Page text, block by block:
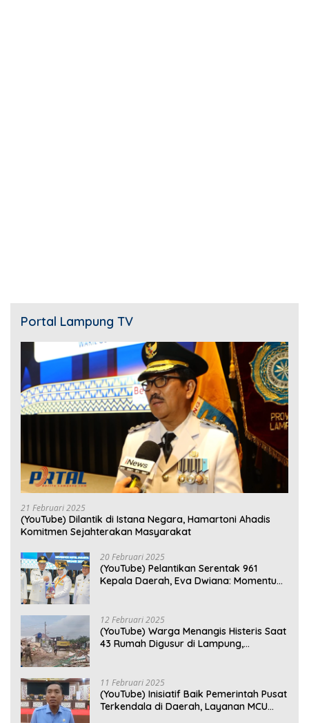
Portal Lampung TV
21 Februari 2025
(YouTube) Dilantik di Istana Negara, Hamartoni Ahadis
Komitmen Sejahterakan Masyarakat
20 Februari 2025
(YouTube) Pelantikan Serentak 961
Kepala Daerah, Eva Dwiana: Momentum
12 Februari 2025
(YouTube) Warga Menangis Histeris Saat
43 Rumah Digusur di Lampung,
11 Februari 2025
(YouTube) Inisiatif Baik Pemerintah Pusat
Terkendala di Daerah, Layanan MCU